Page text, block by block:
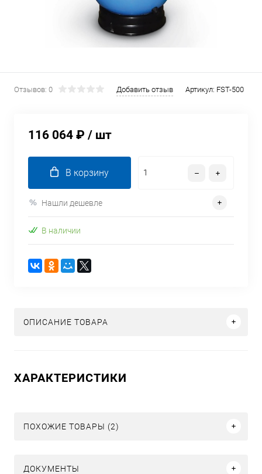
Отзывов: 0 Добавить отзыв Артикул: FST-500
116 064 ₽ / шт
В корзину
Нашли дешевле
В наличии
ОПИСАНИЕ ТОВАРА
ХАРАКТЕРИСТИКИ
ПОХОЖИЕ ТОВАРЫ (2)
ДОКУМЕНТЫ